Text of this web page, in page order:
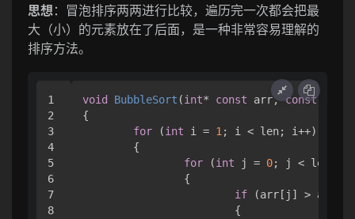
思想：冒泡排序两两进行比较，遍历完一次都会把最
大（小）的元素放在了后面，是一种非常容易理解的
排序方法。
1
2
3
4
5
6
7
8
void BubbleSort (int* const arr, const
{
for (int i = 1 ; i < len; i++)
for (int j = 0; j < len -
if (arr[j] > arr[j